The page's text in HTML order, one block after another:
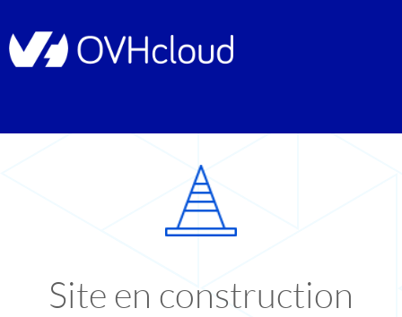
Site en construction